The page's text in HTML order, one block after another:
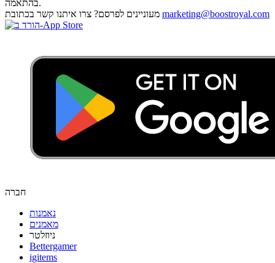
בהתאמה.
marketing@boostroyal.com
חברה
נאמנות
מאמנים
ניוזלטר
Bettergamer
igitems